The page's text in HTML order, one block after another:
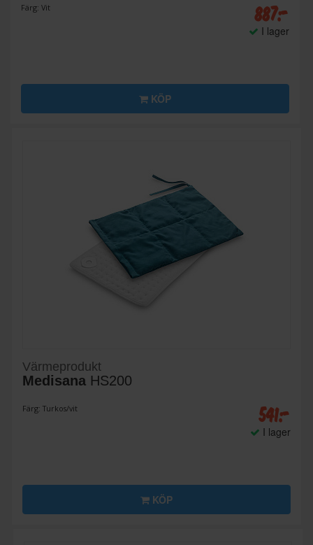
Färg: Vit 887:-
I lager
KÖP
Värmeprodukt
Medisana HS200
Färg: Turkos/vit 541:-
I lager
KÖP